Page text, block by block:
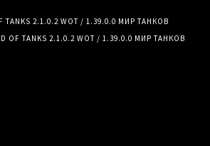
TANKS 2.1.0.2 WOT / 1.39.0.0 МИР ТАНКОВ
OF TANKS 2.1.0.2 WOT / 1.39.0.0 МИР ТАНКОВ